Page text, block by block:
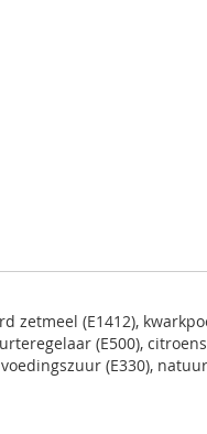
(E1412),
(E500),
(E330),